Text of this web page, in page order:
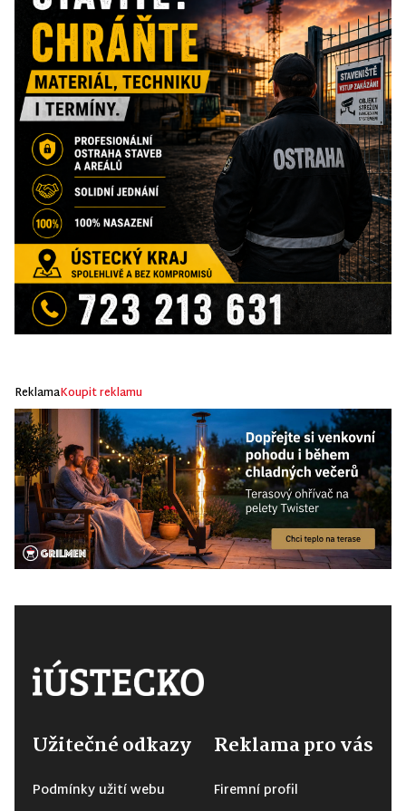
ReklamaKoupit reklamu
Užitečné odkazy
Podmínky užití webu
Reklama pro vás
Firemní profil